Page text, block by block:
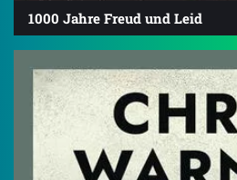
1000 Jahre Freud und Leid